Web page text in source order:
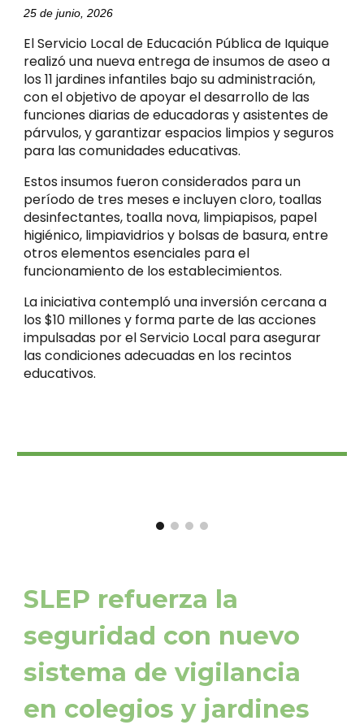
25 de junio, 2026
El Servicio Local de Educación Pública de Iquique
realizó una nueva entrega de insumos de aseo a
los 11 jardines infantiles bajo su administración,
con el objetivo de apoyar el desarrollo de las
funciones diarias de educadoras y asistentes de
párvulos, y garantizar espacios limpios y seguros
para las comunidades educativas.
Estos insumos fueron considerados para un
período de tres meses e incluyen cloro, toallas
desinfectantes, toalla nova, limpiapisos, papel
higiénico, limpiavidrios y bolsas de basura, entre
otros elementos esenciales para el
funcionamiento de los establecimientos.
La iniciativa contempló una inversión cercana a
los $10 millones y forma parte de las acciones
impulsadas por el Servicio Local para asegurar
las condiciones adecuadas en los recintos
educativos.
SLEP refuerza la
seguridad con nuevo
sistema de vigilancia
en colegios y jardines